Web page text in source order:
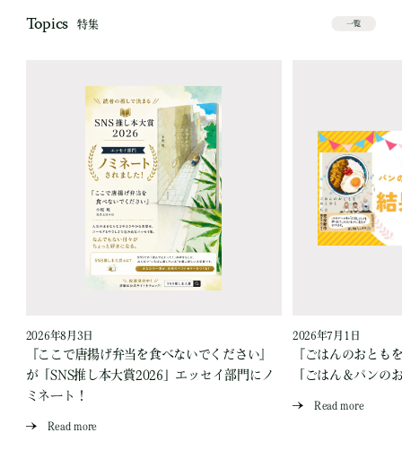
Topics 特集 一覧
2026年8月3日
『ここで唐揚げ弁当を食べないでください』
が「SNS推し本大賞2026」エッセイ部門にノ
ミネート！
Read more
2026年7月1日
『ごはんのおとも
「ごはん＆パンの
Read more